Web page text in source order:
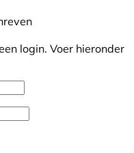
login. Voer hieronder